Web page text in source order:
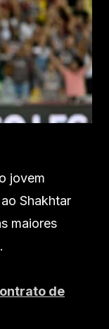
jovem
Shakhtar
maiores
de